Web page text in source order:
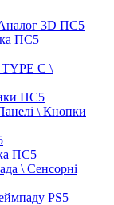
3D ПС5
ПС5
C \
ПС5
\ Кнопки
ПС5
\ Сенсорні
PS5